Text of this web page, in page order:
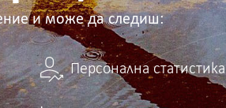
и може да следиш:
Персонална статистика